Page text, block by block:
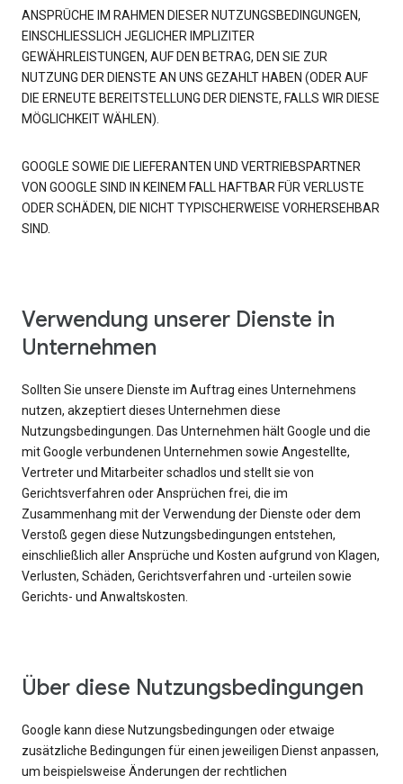
ANSPRÜCHE IM RAHMEN DIESER NUTZUNGSBEDINGUNGEN,
EINSCHLIESSLICH JEGLICHER IMPLIZITER
GEWÄHRLEISTUNGEN, AUF DEN BETRAG, DEN SIE ZUR
NUTZUNG DER DIENSTE AN UNS GEZAHLT HABEN (ODER AUF
DIE ERNEUTE BEREITSTELLUNG DER DIENSTE, FALLS WIR DIESE
MÖGLICHKEIT WÄHLEN).
GOOGLE SOWIE DIE LIEFERANTEN UND VERTRIEBSPARTNER
VON GOOGLE SIND IN KEINEM FALL HAFTBAR FÜR VERLUSTE
ODER SCHÄDEN, DIE NICHT TYPISCHERWEISE VORHERSEHBAR
SIND.
Verwendung unserer Dienste in
Unternehmen
Sollten Sie unsere Dienste im Auftrag eines Unternehmens
nutzen, akzeptiert dieses Unternehmen diese
Nutzungsbedingungen. Das Unternehmen hält Google und die
mit Google verbundenen Unternehmen sowie Angestellte,
Vertreter und Mitarbeiter schadlos und stellt sie von
Gerichtsverfahren oder Ansprüchen frei, die im
Zusammenhang mit der Verwendung der Dienste oder dem
Verstoß gegen diese Nutzungsbedingungen entstehen,
einschließlich aller Ansprüche und Kosten aufgrund von Klagen,
Verlusten, Schäden, Gerichtsverfahren und -urteilen sowie
Gerichts- und Anwaltskosten.
Über diese Nutzungsbedingungen
Google kann diese Nutzungsbedingungen oder etwaige
zusätzliche Bedingungen für einen jeweiligen Dienst anpassen,
um beispielsweise Änderungen der rechtlichen